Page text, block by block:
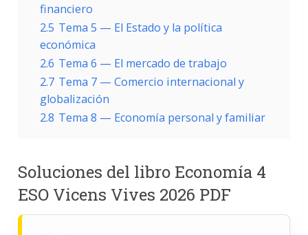
financiero
2.5 Tema 5 — El Estado y la política
económica
2.6 Tema 6 — El mercado de trabajo
2.7 Tema 7 — Comercio internacional y
globalización
2.8 Tema 8 — Economía personal y familiar
Soluciones del libro Economía 4
ESO Vicens Vives 2026 PDF